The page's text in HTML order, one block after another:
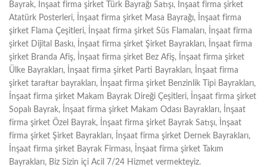
Bayrak, İnşaat firma şirket Türk Bayrağı Satışı, İnşaat firma şirket
Atatürk Posterleri, İnşaat firma şirket Masa Bayrağı, İnşaat firma
şirket Flama Çeşitleri, İnşaat firma şirket Süs Flamaları, İnşaat firma
şirket Dijital Baskı, İnşaat firma şirket Şirket Bayrakları, İnşaat firma
şirket Branda Afiş, İnşaat firma şirket Bez Afiş, İnşaat firma şirket
Ülke Bayrakları, İnşaat firma şirket Parti Bayrakları, İnşaat firma
şirket taraftar bayrakları, İnşaat firma şirket Benzinlik Tipi Bayrakları,
İnşaat firma şirket Makam Bayrak Direği Çeşitleri, İnşaat firma şirket
Sopalı Bayrak, İnşaat firma şirket Makam Odası Bayrakları, İnşaat
firma şirket Özel Bayrak, İnşaat firma şirket Bayrak Satışı, İnşaat
firma şirket Şirket Bayrakları, İnşaat firma şirket Dernek Bayrakları,
İnşaat firma şirket Bayrak Firması, İnşaat firma şirket Takım
Bayrakları, Biz Sizin içi Acil 7/24 Hizmet vermekteyiz.